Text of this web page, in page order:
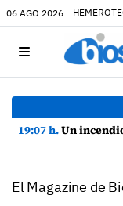
06 AGO 2026
19:07 h.Un incendio
El Magazine de